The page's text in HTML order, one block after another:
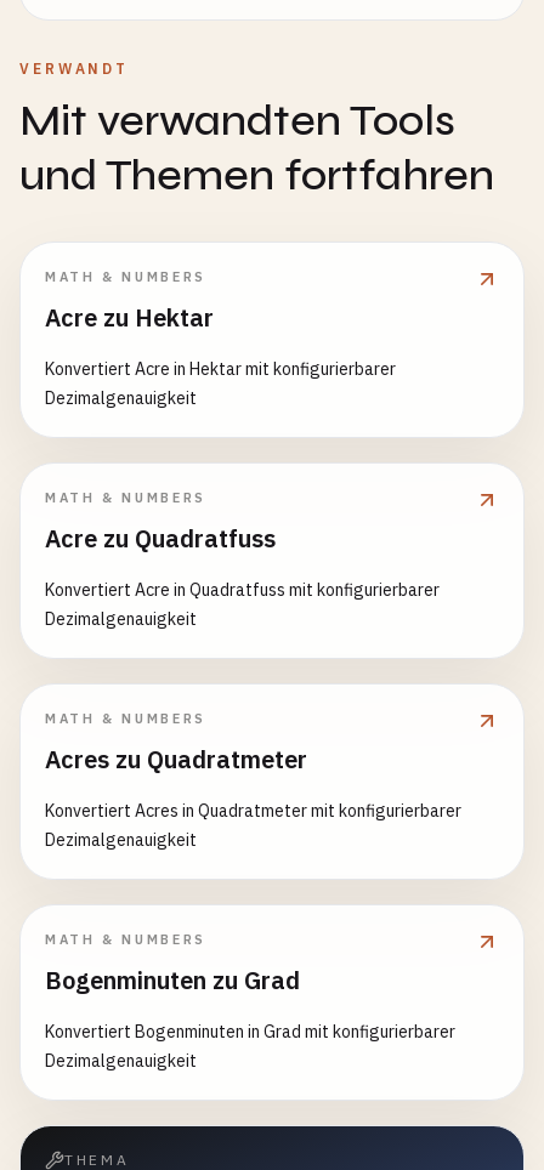
VERWANDT
Mit verwandten Tools
und Themen fortfahren
MATH & NUMBERS
Acre zu Hektar
Konvertiert Acre in Hektar mit konfigurierbarer
Dezimalgenauigkeit
MATH & NUMBERS
Acre zu Quadratfuss
Konvertiert Acre in Quadratfuss mit konfigurierbarer
Dezimalgenauigkeit
MATH & NUMBERS
Acres zu Quadratmeter
Konvertiert Acres in Quadratmeter mit konfigurierbarer
Dezimalgenauigkeit
MATH & NUMBERS
Bogenminuten zu Grad
Konvertiert Bogenminuten in Grad mit konfigurierbarer
Dezimalgenauigkeit
THEMA